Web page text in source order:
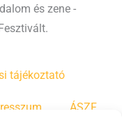
és zene -
tájékoztató
ÁSZF